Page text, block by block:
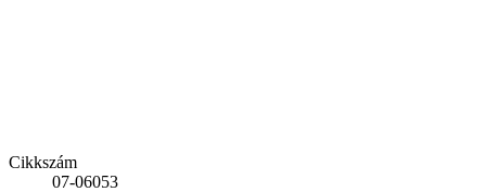
Cikkszám
07-06053